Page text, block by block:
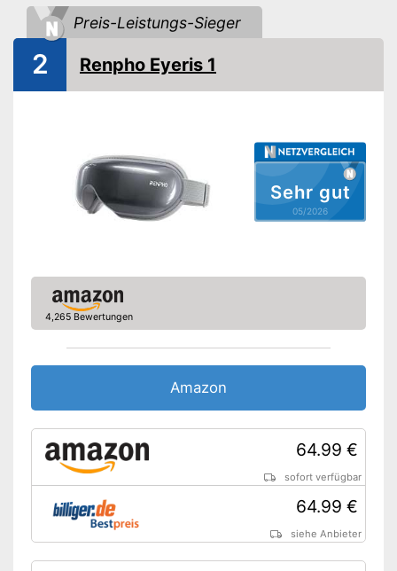
Preis-Leistungs-Sieger
Sehr gut
05/2026
2 Renpho Eyeris 1
4,265 Bewertungen
Amazon
64.99 €
sofort verfügbar
64.99 €
siehe Anbieter